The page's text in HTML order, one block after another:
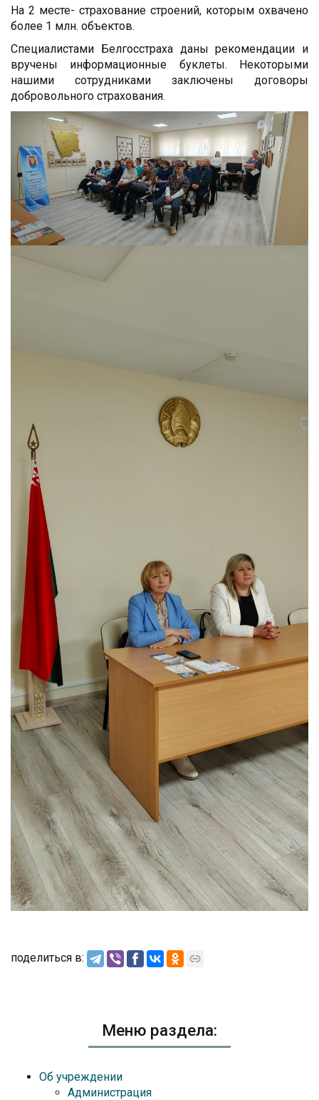
На 2 месте- страхование строений, которым охвачено
более 1 млн. объектов.
Специалистами Белгосстраха даны рекомендации и
вручены информационные буклеты. Некоторыми
нашими сотрудниками заключены договоры
добровольного страхования.
поделиться в:
Меню раздела:
Об учреждении
Администрация